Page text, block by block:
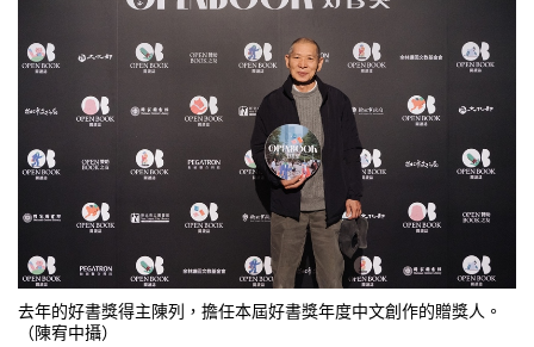
去年的好書獎得主陳列，擔任本屆好書獎年度中文創作的贈獎人。
（陳宥中攝）